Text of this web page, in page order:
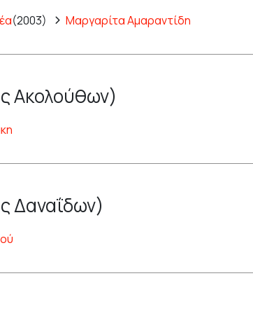
(2003) Μαργαρίτα Αμαραντίδη
Ακολούθων)
Δαναΐδων)